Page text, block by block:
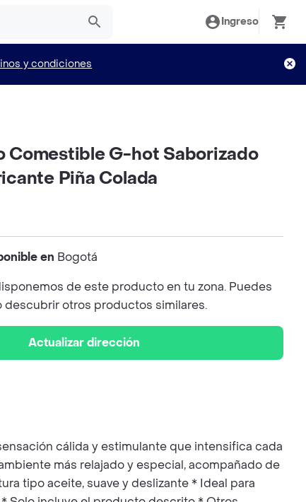
Ingreso
y condiciones
Comestible G-hot Saborizado
Piña Colada
en Bogotá
de este producto en tu zona. Puedes
descubrir otros productos similares.
Actualizar dirección
cálida y estimulante que intensifica cada
más relajado y especial, acompañado de
tipo aceite, suave y deslizante * Ideal para